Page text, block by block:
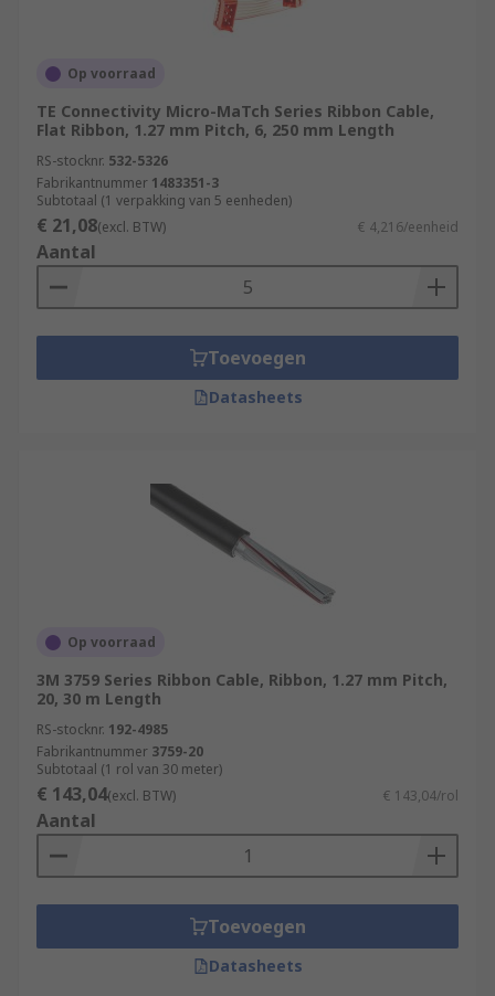
Op voorraad
TE Connectivity Micro-MaTch Series Ribbon Cable,
Flat Ribbon, 1.27 mm Pitch, 6, 250 mm Length
RS-stocknr. 532-5326
Fabrikantnummer 1483351-3
Subtotaal (1 verpakking van 5 eenheden)
€ 21,08(excl. BTW) € 4,216/eenheid
Aantal
Toevoegen
Datasheets
Op voorraad
3M 3759 Series Ribbon Cable, Ribbon, 1.27 mm Pitch,
20, 30 m Length
RS-stocknr. 192-4985
Fabrikantnummer 3759-20
Subtotaal (1 rol van 30 meter)
€ 143,04(excl. BTW) € 143,04/rol
Aantal
Toevoegen
Datasheets